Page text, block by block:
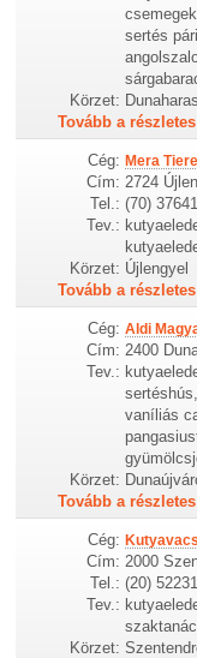
sertés
Körzet:
Tovább a
Cég: Mera
Cím: 2724
Tel.: (70)
Tev.:
Körzet: Újlengyel
Tovább a
Cég: Aldi
Cím: 2400
Tev.:
vaníliás
Körzet:
Tovább a
Cég:
Cím: 2000
Tel.: (20)
Tev.:
Körzet: